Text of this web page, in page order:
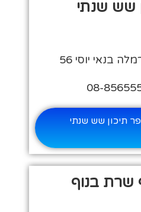
שש שנתי
בנאי יוסי 56
תיכון שש שנתי
בנוף